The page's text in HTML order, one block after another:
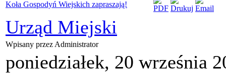
Koła Gospodyń Wiejskich zapraszają!
Urząd Miejski
Wpisany przez Administrator
poniedziałek, 20 września